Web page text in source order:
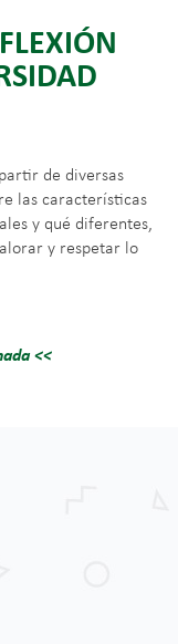
de diversas
las características
y qué diferentes,
y respetar lo
<<